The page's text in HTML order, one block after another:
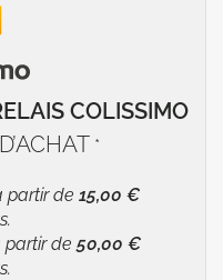
COLISSIMO
D’ACHAT *
de 15,00 €
de50,00 €